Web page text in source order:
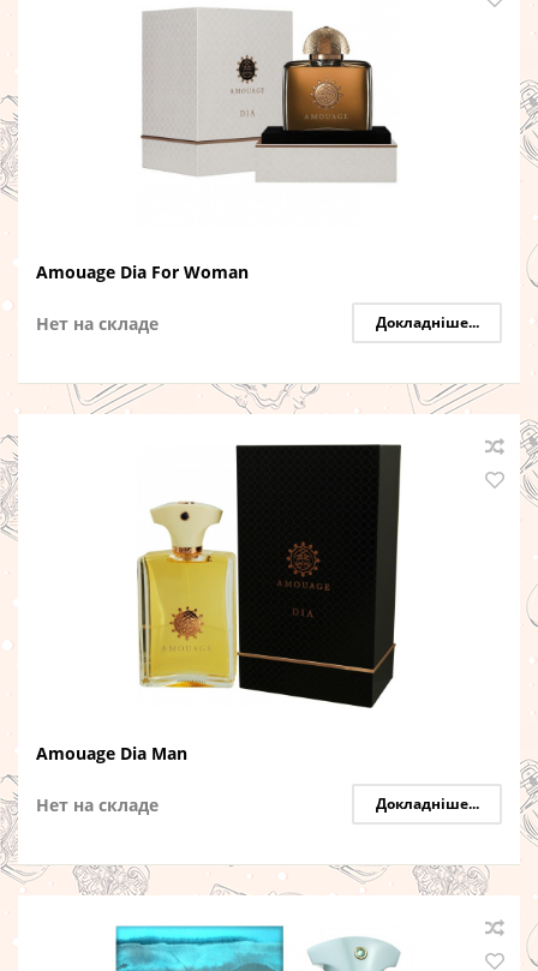
Amouage Dia For Woman
Нет на складе Докладніше...
Amouage Dia Man
Нет на складе Докладніше...